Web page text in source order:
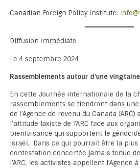
Canadian Foreign Policy Institute:
Diffusion immédiate
Le 4 septembre 2024
Rassemblements autour d’une vingtaine
En cette Journée internationale de la
rassemblements se tiendront dans
de l’Agence de revenu du Canada
l’attitude laxiste de l’ARC face aux
bienfaisance qui supportent le
Israël. Dans ce qui pourrait être la
contestation concertée jamais tenue
l’ARC, les activistes appellent